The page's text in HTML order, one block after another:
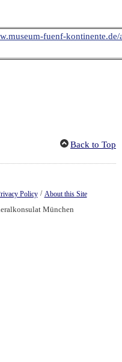
fuenf-
Back to Top
Policy / About this Site
München